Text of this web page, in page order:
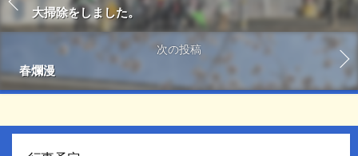
大掃除をしました。
次の投稿
春爛漫